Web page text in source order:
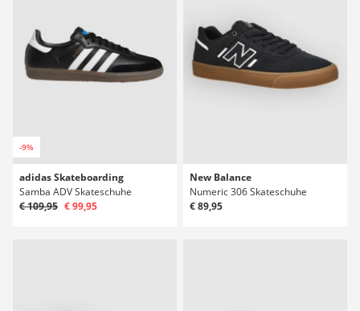
-9%
adidas Skateboarding
Samba ADV Skateschuhe
€ 109,95 € 99,95
New Balance
Numeric 306 Skateschuhe
€ 89,95